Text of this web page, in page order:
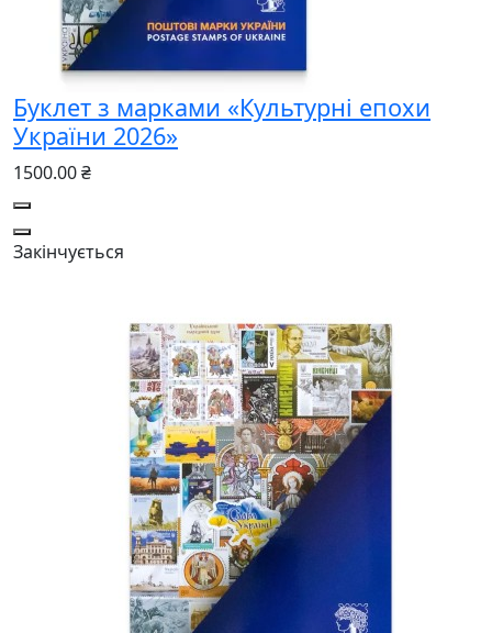
Буклет з марками «Культурні епохи
України 2026»
1500.00 ₴
Закінчується